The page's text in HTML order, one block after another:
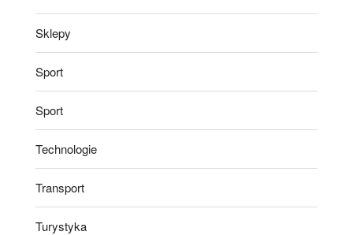
Sklepy
Sport
Sport
Technologie
Transport
Turystyka